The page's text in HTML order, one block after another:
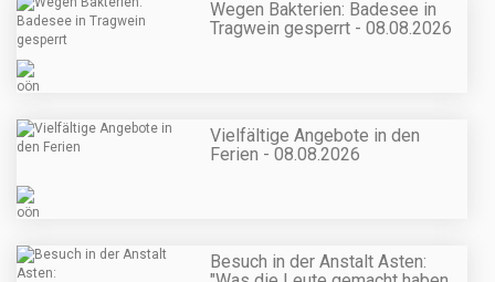
Wegen Bakterien: Badesee in
Tragwein gesperrt - 08.08.2026
Vielfältige Angebote in den
Ferien - 08.08.2026
Besuch in der Anstalt Asten: